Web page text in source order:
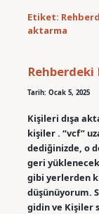
Etiket:
aktarma
Rehberdeki
Tarih: Ocak 5, 2025
Kişileri dışa
kişiler . “vcf”
dediğinizde, o
geri
gibi yerlerden
düşünüyorum.
gidin ve Kişiler